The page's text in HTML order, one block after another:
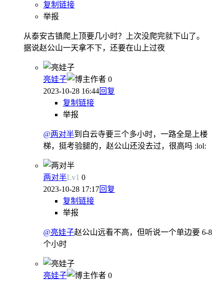
复制链接
举报
从泰安古镇爬上顶要几小时？上次没爬完就下山了。
据说赵公山一天拿不下，还要在山上过夜
亮娃子 作者 0
2023-10-28 16:44回复
复制链接
举报
@两对半到白云寺要三个多小时，一路全是上楼
梯，挺考验腿的，赵公山还没去过，很高吗 :lol:
两对半Lv1 0
2023-10-28 17:17回复
复制链接
举报
@亮娃子赵公山远看不高，但听说一个单边要 6-8
个小时
亮娃子 作者 0